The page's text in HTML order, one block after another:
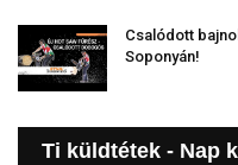
Csalódott
Soponyán!
Ti küldtétek - Nap